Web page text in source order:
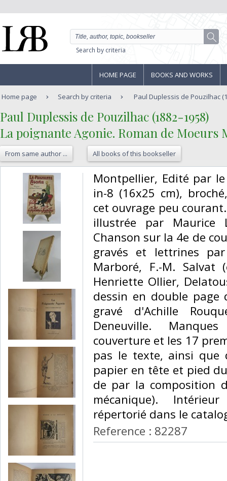
Search by criteria
HOME PAGE BOOKS AND WORKS
Home page Search by criteria Paul Duplessis de Pouzilhac
‎Paul Duplessis de Pouzilhac (1882-1958)‎
‎La poignante Agonie. Roman de Moeurs
From same author ... All books of this bookseller
‎Montpellier, Edité par
in-8 (16x25 cm),
cet ouvrage peu
illustrée par Maurice
Chanson sur la 4e de
gravés et lettrines
Marboré, F.-M. Salvat
Henriette Ollier,
dessin en double page
gravé d'Achille
Deneuville.
couverture et les 17
pas le texte, ainsi que
papier en tête et pied
de par la composition
mécanique).
répertorié dans le
Reference : 82287